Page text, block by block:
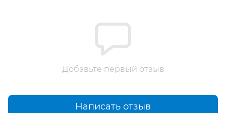
Добавьте первый отзыв
Написать отзыв